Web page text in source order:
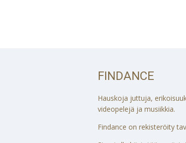
FINDANCE
Hauskoja juttuja,
videopelejä ja musiikkia.
Findance on rekisteröity